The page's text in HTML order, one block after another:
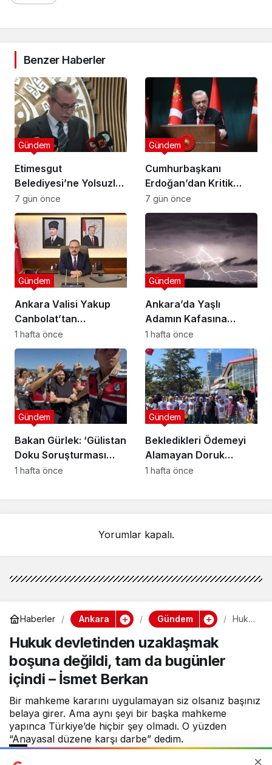
Benzer Haberler
Etimesgut
Belediyesi’ne Yolsuzluk
Operasyonu: “Başkan
Erdal Beşikçioğlu Dahil
52 Kişi Gözaltına
Alındı”
Gündem
7 gün önce
Cumhurbaşkanı
Erdoğan’dan Kritik
Açıklama: “Terörsüz
Türkiye İçin Yasal
Düzenleme Geliyor!”
Gündem
7 gün önce
Ankara Valisi Yakup
Canbolat’tan
Gazeteciler ve Basın
Bayramı Kutlama
Mesajı
Gündem
1 hafta önce
Ankara’da Yaşlı
Adamın Kafasına
Yıldırım Düştü ,
Hayatını Kaybetti!
Gündem
1 hafta önce
Bakan Gürlek: ‘Gülistan
Doku Soruşturması
Kapsamında 15 Şüpheli
Gündem
1 hafta önce
Bekledikleri Ödemeyi
Alamayan Doruk
Madencilik Şirketi
Gündem
1 hafta önce
Yorumlar kapalı.
Haberler Ankara Gündem
Huku
boşu
Hukuk devletinden uzaklaşmak
boşuna değildi, tam da bugünler
içindi – İsmet Berkan
Bir mahkeme kararını uygulamayan siz olsanız başınız
belaya girer. Ama aynı şeyi bir başka mahkeme
yapınca Türkiye’de hiçbir şey olmadı. O yüzden
“Anayasal düzene karşı darbe” dedim.